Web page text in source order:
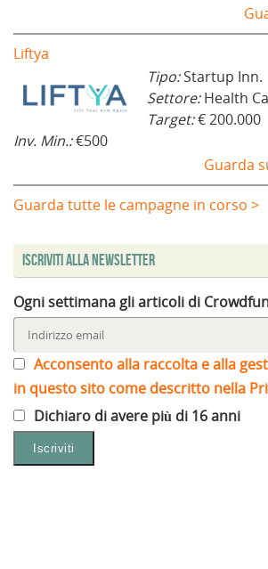
Liftya
Tipo:Startup Inn.
Settore:Health
Target:€ 200.000
Inv. Min.:€500
Guarda
Guarda tutte le campagne in corso >
Iscriviti alla Newsletter
Ogni settimana gli articoli di
Acconsento alla raccolta e alla
in questo sito come descritto nella
Dichiaro di avere più di 16 anni